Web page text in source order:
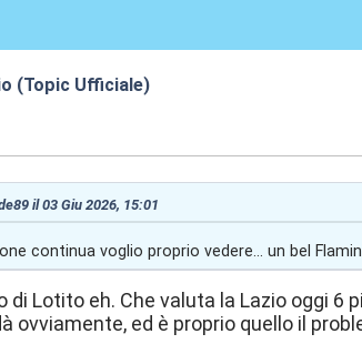
(Topic Ufficiale)
il 03 Giu 2026, 15:01
continua voglio proprio vedere... un bel
di Lotito eh. Che valuta la Lazio oggi
ovviamente, ed è proprio quello il